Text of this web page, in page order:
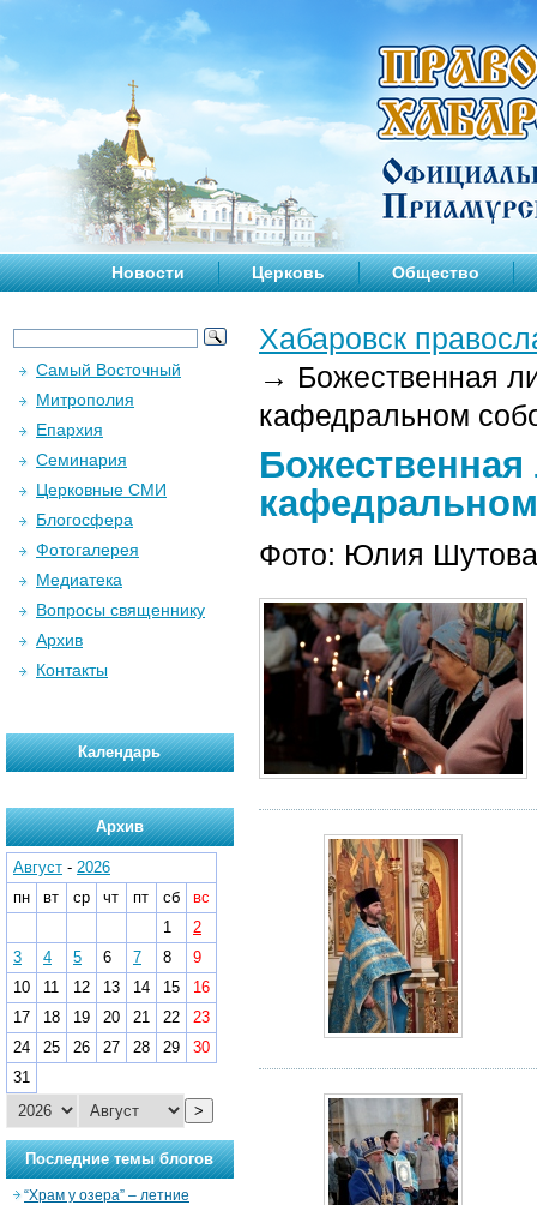
Новости Церковь Общество
Хабаровск
→ Божественная
кафедральном
кафедральном
Фото: Юлия Шутова
Самый Восточный
Митрополия
Епархия
Семинария
Церковные СМИ
Блогосфера
Фотогалерея
Медиатека
Вопросы священнику
Архив
Контакты
Календарь
Архив
Август - 2026
пн
вт ср чт пт сб
вс
1
2
3
4 5 6 7 8
9
10
11 12 13 14 15
16
17
18 19 20 21 22
23
24
25 26 27 28 29
30
31
>
Последние темы блогов
“Храм у озера” – летние